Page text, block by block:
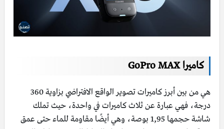
كاميرا GoPro MAX
هي من بين أبرز كاميرات تصوير الواقع الافتراضي بزاوية 360
درجة، فهي عبارة عن ثلاث كاميرات في واحدة، حيث تملك
شاشة حجمها 1,95 بوصة، وهي أيضًا مقاومة للماء حتى عمق